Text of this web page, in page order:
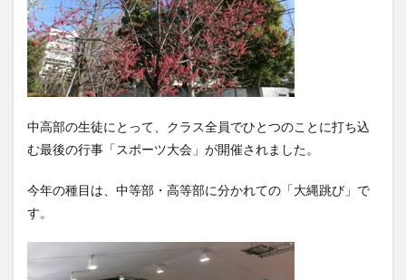
中高部の生徒にとって、クラス全員でひとつのことに打ち込
む最後の行事「スポーツ大会」が開催されました。
今年の種目は、中等部・高等部に分かれての「大縄跳び」で
す。